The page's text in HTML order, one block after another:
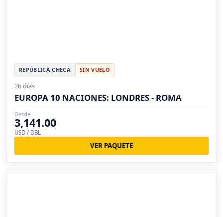
REPÚBLICA CHECA SIN VUELO
26 días
EUROPA 10 NACIONES: LONDRES - ROMA
Desde
3,141.00
USD / DBL
VER PAQUETE